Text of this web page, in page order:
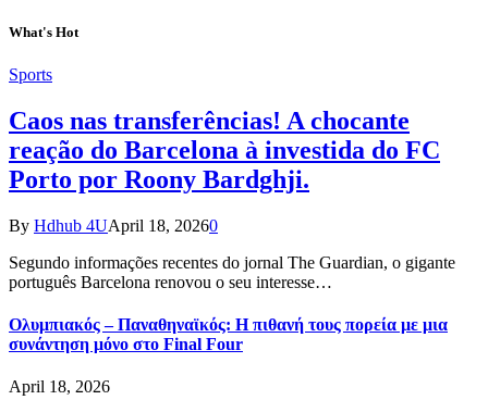
What's Hot
Sports
Caos nas transferências! A chocante
reação do Barcelona à investida do FC
Porto por Roony Bardghji.
By Hdhub 4UApril 18, 20260
Segundo informações recentes do jornal The Guardian, o gigante
português Barcelona renovou o seu interesse…
Ολυμπιακός – Παναθηναϊκός: Η πιθανή τους πορεία με μια
συνάντηση μόνο στο Final Four
April 18, 2026